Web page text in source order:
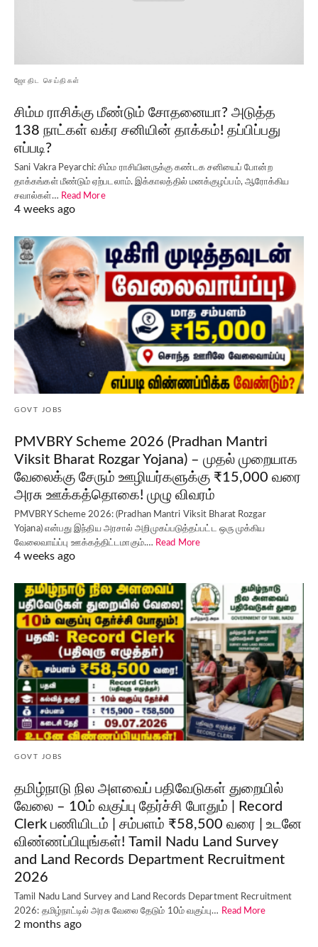
ஜோதிட செய்திகள்
சிம்ம ராசிக்கு மீண்டும் சோதனையா? அடுத்த
138 நாட்கள் வக்ர சனியின் தாக்கம்! தப்பிப்பது
எப்படி?
Sani Vakra Peyarchi: சிம்ம ராசியினருக்கு கண்டக சனியைப் போன்ற
தாக்கங்கள் மீண்டும் ஏற்படலாம். இக்காலத்தில் மனக்குழப்பம், ஆரோக்கிய
சவால்கள்… Read More
4 weeks ago
GOVT JOBS
PMVBRY Scheme 2026 (Pradhan Mantri
Viksit Bharat Rozgar Yojana) – முதல் முறையாக
வேலைக்கு சேரும் ஊழியர்களுக்கு ₹15,000 வரை
அரசு ஊக்கத்தொகை! முழு விவரம்
PMVBRY Scheme 2026: (Pradhan Mantri Viksit Bharat Rozgar
Yojana) என்பது இந்திய அரசால் அறிமுகப்படுத்தப்பட்ட ஒரு முக்கிய
வேலைவாய்ப்பு ஊக்கத்திட்டமாகும்.… Read More
4 weeks ago
GOVT JOBS
தமிழ்நாடு நில அளவைப் பதிவேடுகள் துறையில்
வேலை – 10ம் வகுப்பு தேர்ச்சி போதும் | Record
Clerk பணியிடம் | சம்பளம் ₹58,500 வரை | உடனே
விண்ணப்பியுங்கள்! Tamil Nadu Land Survey
and Land Records Department Recruitment
2026
Tamil Nadu Land Survey and Land Records Department Recruitment
2026: தமிழ்நாட்டில் அரசு வேலை தேடும் 10ம் வகுப்பு… Read More
2 months ago